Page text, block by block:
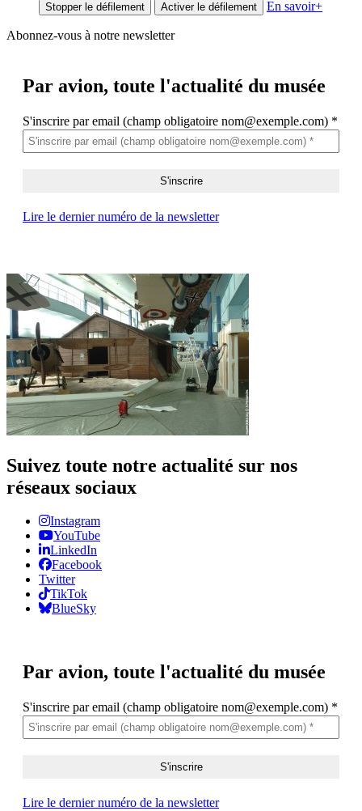
Stopper le défilement Activer le défilement En savoir+
Abonnez-vous à notre newsletter
Par avion, toute l'actualité du musée
S'inscrire par email (champ obligatoire nom@exemple.com) *
Lire le dernier numéro de la newsletter
Suivez toute notre actualité sur nos
réseaux sociaux
Instagram
YouTube
LinkedIn
Facebook
Twitter
TikTok
BlueSky
Par avion, toute l'actualité du musée
S'inscrire par email (champ obligatoire nom@exemple.com) *
Lire le dernier numéro de la newsletter